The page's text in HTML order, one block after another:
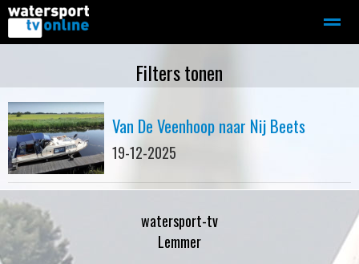
Motorboot-sloep Adverteren
Home Contact Bellen Zoeken
Filters tonen
Van De Veenhoop naar Nij Beets
19-12-2025
watersport-tv
Lemmer